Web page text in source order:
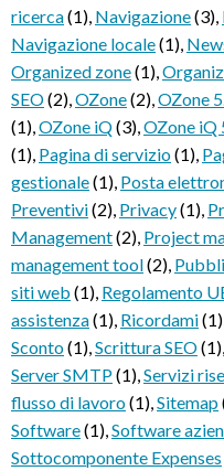
ricerca(1), Navigazione(3),
Navigazione locale(1),
Organized zone(1),
SEO(2),OZone(2),OZone
(1),OZone iQ(3),OZone iQ
(1), Pagina di servizio(1),
gestionale(1), Posta
Preventivi(2), Privacy(1),
Management(2), Project
management tool(2),
siti web (1), Regolamento
assistenza(1), Ricordami(1)
Sconto(1),Scrittura SEO(1),
Server SMTP(1),Servizi
flusso di lavoro(1),Sitemap
Software(1),Software
Sottocomponente Expenses